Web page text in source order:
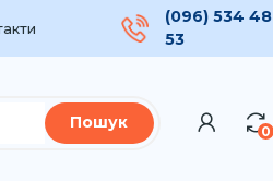
(096) 534 48
53
Пошук 0